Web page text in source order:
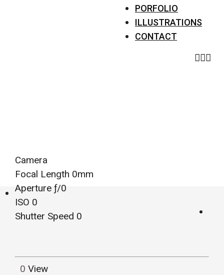
PORFOLIO
ILLUSTRATIONS
CONTACT
Camera
Focal Length 0mm
Aperture ƒ/0
ISO 0
Shutter Speed 0
0 View